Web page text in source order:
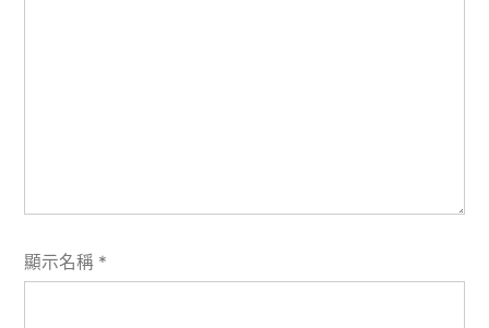
顯示名稱 *